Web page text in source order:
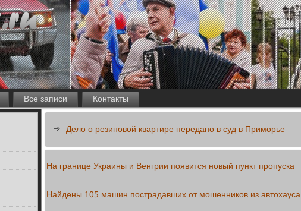
Все записи
Контакты
Дело о резиновой квартире передано в суд в Приморье
На границе Украины и Венгрии появится новый пункт пропуска
Найдены 105 машин пострадавших от мошенников из